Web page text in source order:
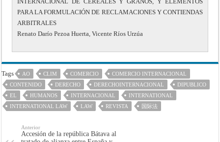
PARA LA FORMULACIÓN DE RECLAMACIONES Y CONTIENDAS
ARBITRALES
Renato Darío Pezoa Huerta, Vicente Ríos Urzúa
Tags AO CLIM COMERCIO
COMERCIO INTERNACIONAL
CONTENIDO
DERECHO DERECHOINTERNACIONAL
DIPUBLICO
EL
HUMANOS INTERNACIONAL
INTERNATIONAL
INTERNATIONAL LAW
LAW REVISTA 国际法
Anterior
Accesión de la república Bátava al